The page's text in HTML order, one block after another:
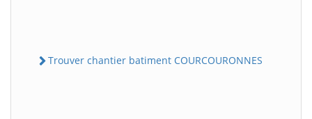
Trouver chantier batiment COURCOURONNES